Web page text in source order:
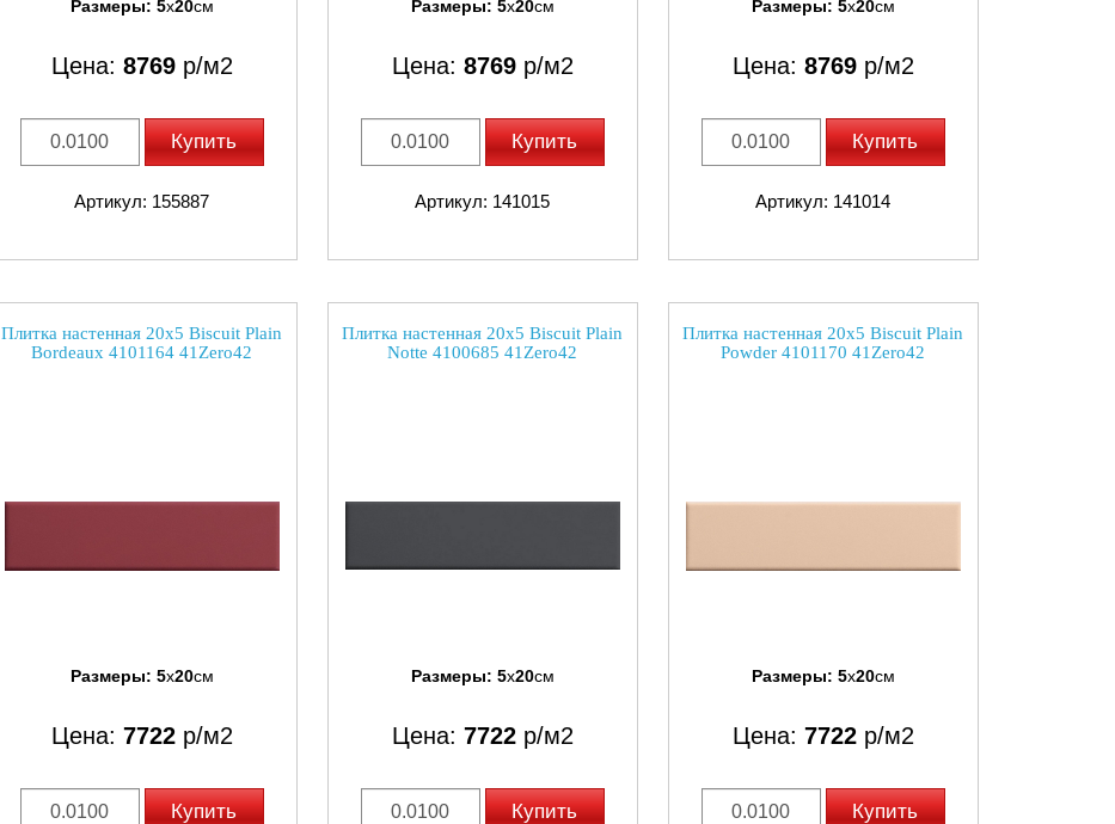
Размеры: 5x20см
Цена: 8769р/м2
Купить
Артикул: 155887
Размеры: 5x20см
Цена: 8769р/м2
Купить
Артикул: 141015
Размеры: 5x20см
Цена: 8769р/м2
Купить
Артикул: 141014
Плитка настенная 20x5 Biscuit Plain
Bordeaux 4101164 41Zero42
Размеры: 5x20см
Цена: 7722р/м2
Купить
Плитка настенная 20x5 Biscuit Plain
Notte 4100685 41Zero42
Размеры: 5x20см
Цена: 7722р/м2
Купить
Плитка настенная 20x5 Biscuit Plain
Powder 4101170 41Zero42
Размеры: 5x20см
Цена: 7722р/м2
Купить